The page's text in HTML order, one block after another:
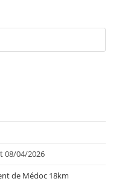
08/04/2026
de Médoc 18km